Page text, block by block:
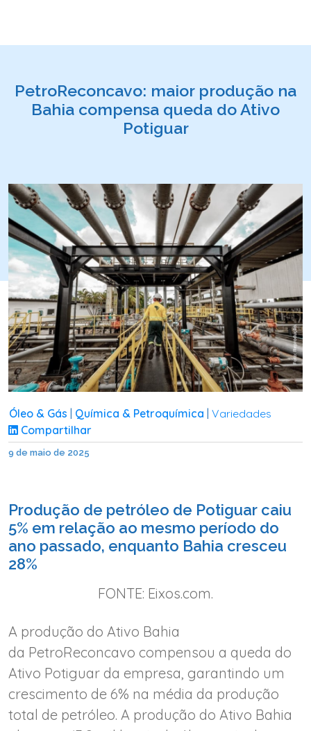
PetroReconcavo: maior produção na
Bahia compensa queda do Ativo
Potiguar
Óleo & Gás Química & Petroquímica Variedades
Compartilhar
9 de maio de 2025
Produção de petróleo de Potiguar caiu
5% em relação ao mesmo período do
ano passado, enquanto Bahia cresceu
28%
FONTE: Eixos.com.
A produção do Ativo Bahia
da PetroReconcavo compensou a queda do
Ativo Potiguar da empresa, garantindo um
crescimento de 6% na média da produção
total de petróleo. A produção do Ativo Bahia